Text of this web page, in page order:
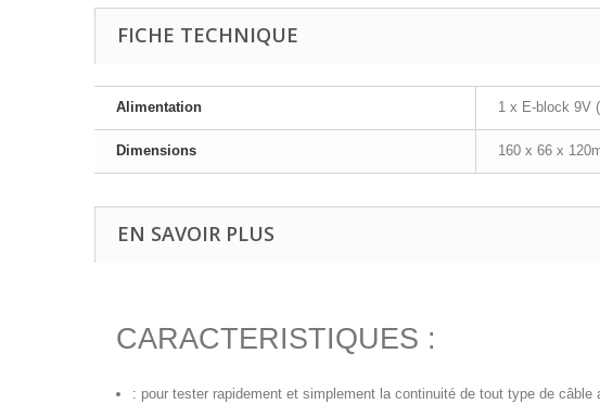
FICHE TECHNIQUE
Alimentation 1 x E-block 9V
Dimensions 160 x 66 x
EN SAVOIR PLUS
CARACTERISTIQUES :
: pour tester rapidement et simplement la continuité de tout type de câble